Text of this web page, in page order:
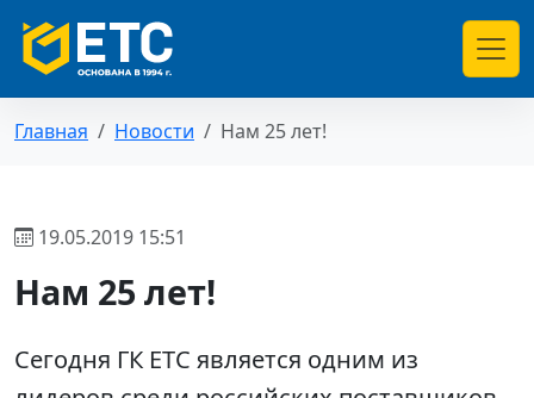
Главная Новости Нам 25 лет!
19.05.2019 15:51
Нам 25 лет!
Сегодня ГК ЕТС является одним из